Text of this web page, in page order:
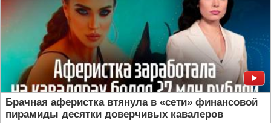
Брачная аферистка втянула в «сети» финансовой
пирамиды десятки доверчивых кавалеров